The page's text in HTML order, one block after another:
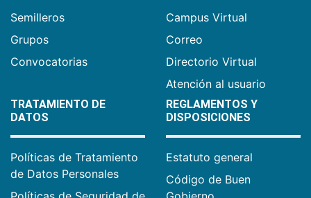
Semilleros
Grupos
Convocatorias
Campus Virtual
Correo
Directorio Virtual
Atención al usuario
TRATAMIENTO DE
DATOS
Políticas de Tratamiento
de Datos Personales
REGLAMENTOS Y
DISPOSICIONES
Estatuto general
Código de Buen